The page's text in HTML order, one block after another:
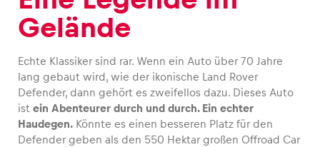
Gelände
Echte Klassiker sind rar. Wenn ein Auto über 70 Jahre
lang gebaut wird, wie der ikonische Land Rover
Defender, dann gehört es zweifellos dazu. Dieses Auto
ist ein Abenteurer durch und durch. Ein echter
Haudegen. Könnte es einen besseren Platz für den
Defender geben als den 550 Hektar großen Offroad Car